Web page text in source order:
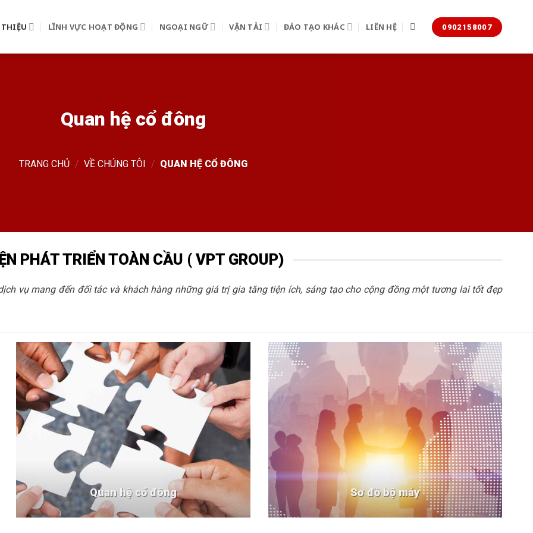
LĨNH VỰC HOẠT ĐỘNG NGOẠI NGỮ VẬN TẢI ĐÀO TẠO KHÁC LIÊN HỆ 0902158007
Quan hệ cổ đông
TRANG CHỦ / VỀ CHÚNG TÔI / QUAN HỆ CỔ ĐÔNG
PHÁT TRIỂN TOÀN CẦU ( VPT GROUP)
vụ mang đến đối tác và khách hàng những giá trị gia tăng tiện ích, sáng tạo cho cộng đồng một tương lai tốt đẹp
Quan hệ cổ đông Sơ đồ bộ máy